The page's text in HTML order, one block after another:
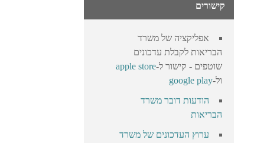
קישורים
אפליקציה של משרד
הבריאות לקבלת עדכונים
שוטפים - קישור ל-apple store
ול-google play
הודעות דובר משרד
הבריאות
ערוץ העדכונים של משרד